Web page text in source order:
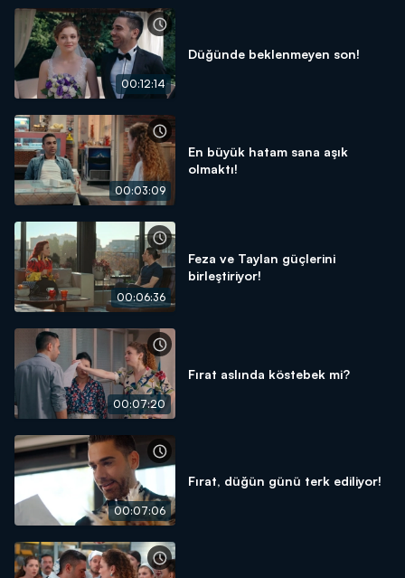
00:12:14
Düğünde beklenmeyen son!
00:03:09
En büyük hatam sana aşık
olmaktı!
00:06:36
Feza ve Taylan güçlerini
birleştiriyor!
00:07:20
Fırat aslında köstebek mi?
00:07:06
Fırat, düğün günü terk ediliyor!